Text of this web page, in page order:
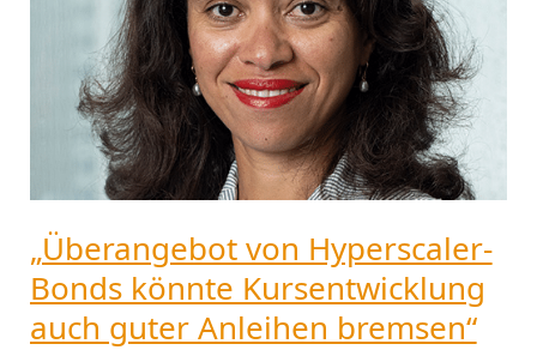
„Überangebot von Hyperscaler-
Bonds könnte Kursentwicklung
auch guter Anleihen bremsen“
Kursentwicklung
guter
Anleihen
bremsen“